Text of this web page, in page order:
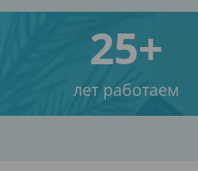
25+
лет работаем